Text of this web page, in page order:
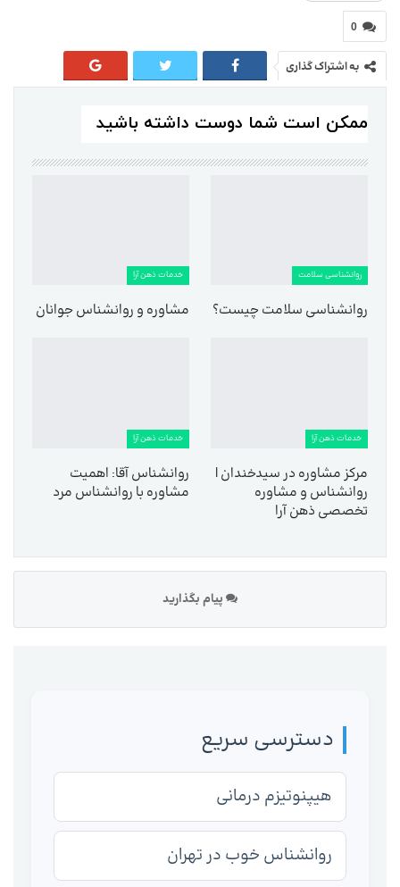
0
به اشتراک گذاری
ممکن است شما دوست داشته باشید
روانشناسی سلامت
روانشناسی سلامت چیست؟
خدمات ذهن آرا
مشاوره و روانشناس جوانان
خدمات ذهن آرا
مرکز مشاوره در سیدخندان |
روانشناس و مشاوره
تخصصی ذهن آرا
خدمات ذهن آرا
روانشناس آقا: اهمیت
مشاوره با روانشناس مرد
پیام بگذارید
دسترسی سریع
هیپنوتیزم درمانی
روانشناس خوب در تهران